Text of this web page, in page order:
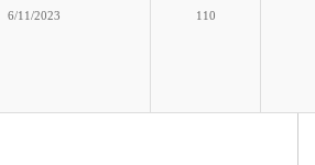
6/11/2023 110